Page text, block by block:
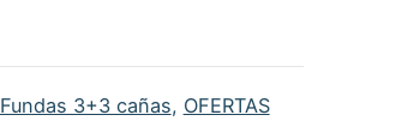
Fundas 3+3 cañas, OFERTAS